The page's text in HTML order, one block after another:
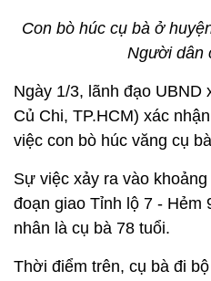
Con bò húc cụ bà ở
Người dân
Ngày 1/3, lãnh đạo UBND
Củ Chi, TP.HCM) xác
việc con bò húc văng cụ
Sự việc xảy ra vào
đoạn giao Tỉnh lộ 7 - Hẻm
nhân là cụ bà 78 tuổi.
Thời điểm trên, cụ bà đi